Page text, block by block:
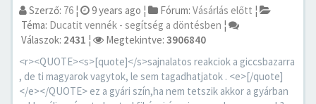
Szerző: 76 ¦ 9 years ago ¦ Fórum: Vásárlás előtt ¦
Téma: Ducatit vennék - segítség a döntésben ¦
Válaszok: 2431 ¦ Megtekintve: 3906840
<r><QUOTE><s>[quote]</s>sajnalatos reakciok a giccsbazarra
, de ti magyarok vagytok, le sem tagadhatjatok . <e>[/quote]
</e></QUOTE> ez a gyári szín,ha nem tetszik akkor a gyárban